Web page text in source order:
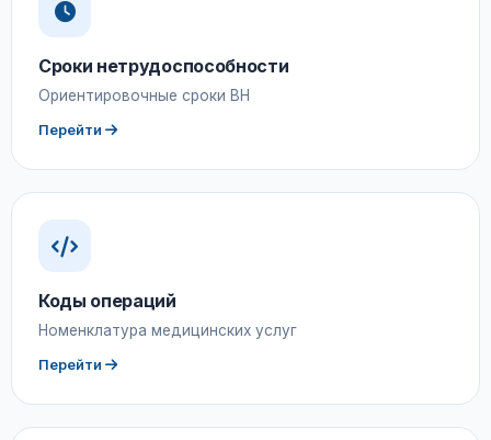
Сроки нетрудоспособности
Ориентировочные сроки ВН
Перейти
Коды операций
Номенклатура медицинских услуг
Перейти